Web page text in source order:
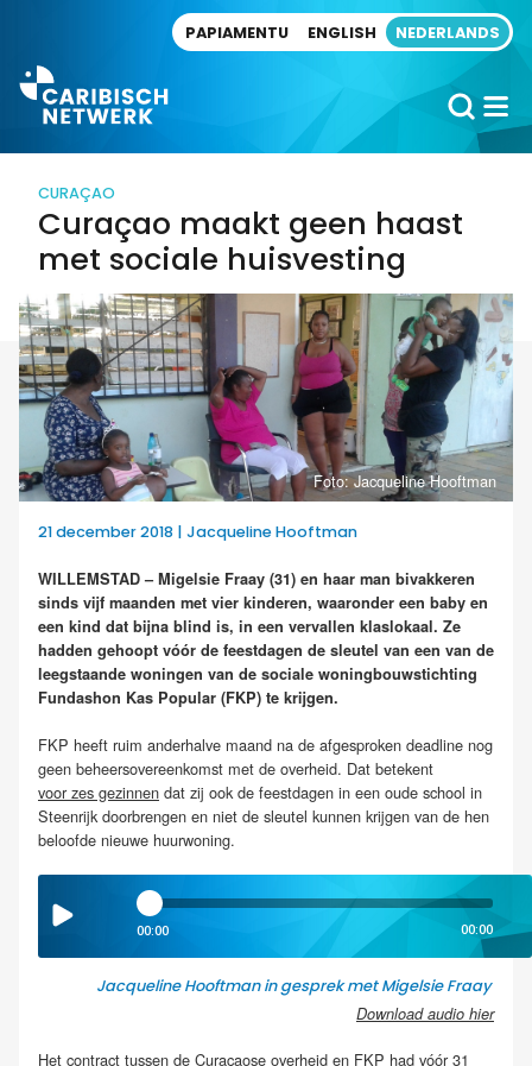
PAPIAMENTU ENGLISH NEDERLANDS
CURAÇAO
Curaçao maakt geen haast
met sociale huisvesting
Foto: Jacqueline Hooftman
21 december 2018 | Jacqueline Hooftman
WILLEMSTAD – Migelsie Fraay (31) en haar man bivakkeren
sinds vijf maanden met vier kinderen, waaronder een baby en
een kind dat bijna blind is, in een vervallen klaslokaal. Ze
hadden gehoopt vóór de feestdagen de sleutel van een van de
leegstaande woningen van de sociale woningbouwstichting
Fundashon Kas Popular (FKP) te krijgen.
FKP heeft ruim anderhalve maand na de afgesproken deadline nog
geen beheersovereenkomst met de overheid. Dat betekent
voor zes gezinnen dat zij ook de feestdagen in een oude school in
Steenrijk doorbrengen en niet de sleutel kunnen krijgen van de hen
beloofde nieuwe huurwoning.
00:00 00:00
Jacqueline Hooftman in gesprek met Migelsie Fraay
Download audio hier
Het contract tussen de Curaçaose overheid en FKP had vóór 31